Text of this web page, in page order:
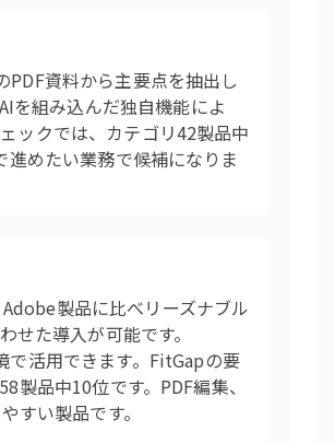
PDF資料から主要点を抽出し
を組み込んだ独自機能によ
ックでは、カテゴリ42製品中
めたい業務で候補になりま
製品に比べリーズナブル
た導入が可能です。
活用できます。FitGapの要
品中10位です。PDF編集、
すい製品です。